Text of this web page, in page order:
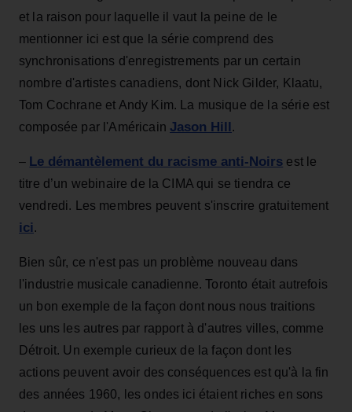
et la raison pour laquelle il vaut la peine de le
mentionner ici est que la série comprend des
synchronisations d'enregistrements par un certain
nombre d'artistes canadiens, dont Nick Gilder, Klaatu,
Tom Cochrane et Andy Kim. La musique de la série est
composée par l'Américain Jason Hill.
– Le démantèlement du racisme anti-Noirs est le
titre d’un webinaire de la CIMA qui se tiendra ce
vendredi. Les membres peuvent s'inscrire gratuitement
ici.
Bien sûr, ce n'est pas un problème nouveau dans
l'industrie musicale canadienne. Toronto était autrefois
un bon exemple de la façon dont nous nous traitions
les uns les autres par rapport à d'autres villes, comme
Détroit. Un exemple curieux de la façon dont les
actions peuvent avoir des conséquences est qu'à la fin
des années 1960, les ondes ici étaient riches en sons